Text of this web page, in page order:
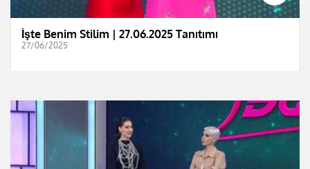
İşte Benim Stilim | 27.06.2025 Tanıtımı
27/06/2025